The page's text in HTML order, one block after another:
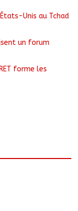
Unis au Tchad
un forum
forme les